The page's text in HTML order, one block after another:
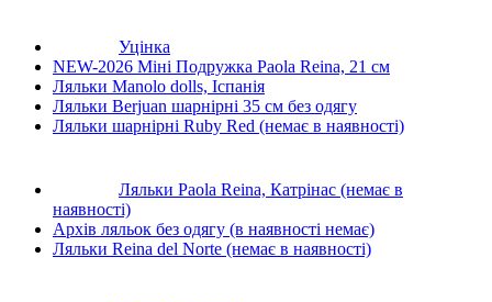
Уцінка
NEW-2026 Мiнi Подружка Paola Reina, 21 см
Ляльки Manolo dolls, Icпанiя
Ляльки Berjuan шарнірні 35 см без одягу
Ляльки шарнірні Ruby Red (немає в наявності)
Ляльки Paola Reina, Катрiнас (немає в
наявності)
Архів ляльок без одягу (в наявності немає)
Ляльки Reina del Norte (немає в наявності)